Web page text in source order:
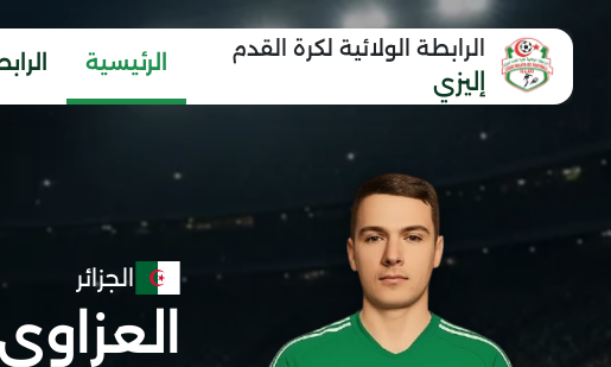
الرابطة الولائية لكرة القدم
إليزي
الرئيسية
الجزائر